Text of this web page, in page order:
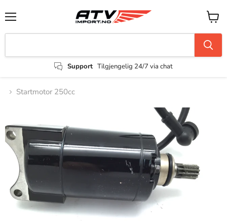
Support Tilgjengelig 24/7 via chat
Startmotor 250cc